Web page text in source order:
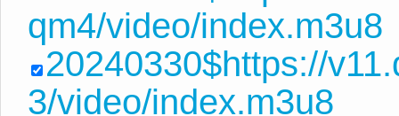
qm4/video/index.m3u8
20240330$https://
3/video/index.m3u8